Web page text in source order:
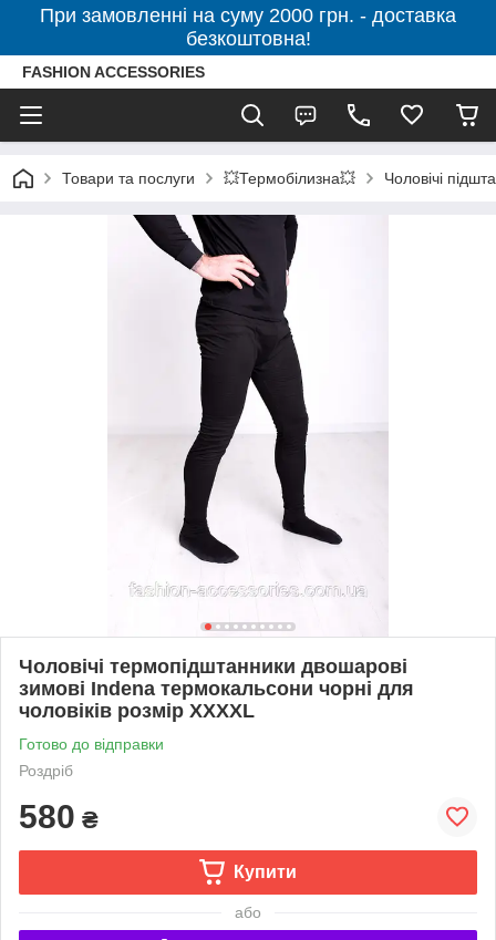
При замовленні на суму 2000 грн. - доставка
безкоштовна!
FASHION ACCESSORIES
Товари та послуги 💥Термобілизна💥 Чоловічі
Чоловічі термопідштанники двошарові
зимові Indena термокальсони чорні для
чоловіків розмір XXХХL
Готово до відправки
Роздріб
580 ₴
Купити
або